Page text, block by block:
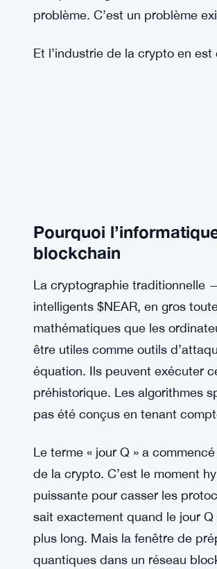
problème. C’est un problème
Et l’industrie de la crypto en est
Pourquoi
blockchain
intelligents $NEAR, en gros
mathématiques que les
être utiles comme outils
équation. Ils peuvent exécuter
préhistorique. Les algorithmes
pas été conçus en tenant